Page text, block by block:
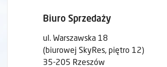
Biuro Sprzedaży
ul. Warszawska 18
(biurowej SkyRes, piętro 12)
35-205 Rzeszów